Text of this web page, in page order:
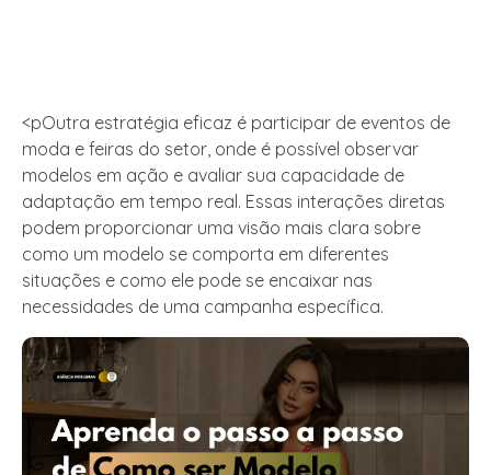
<pOutra estratégia eficaz é participar de eventos de
moda e feiras do setor, onde é possível observar
modelos em ação e avaliar sua capacidade de
adaptação em tempo real. Essas interações diretas
podem proporcionar uma visão mais clara sobre
como um modelo se comporta em diferentes
situações e como ele pode se encaixar nas
necessidades de uma campanha específica.